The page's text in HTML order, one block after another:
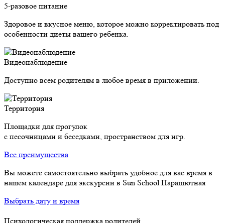
5-разовое питание
Здоровое и вкусное меню, которое можно корректировать под
особенности диеты вашего ребенка.
Видеонаблюдение
Доступно всем родителям в любое время в приложении.
Территория
Площадки для прогулок
с песочницами и беседками, пространством для игр.
Все преимущества
Вы можете самостоятельно выбрать удобное для вас время в
нашем календаре для экскурсии в Sun School Парашютная
Выбрать дату и время
Психологическая поддержка родителей